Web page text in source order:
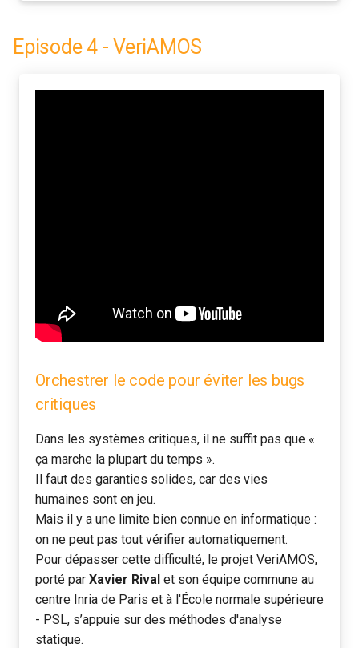
Episode 4 - VeriAMOS
Orchestrer le code pour éviter les bugs
critiques
Dans les systèmes critiques, il ne suffit pas que «
ça marche la plupart du temps ».
Il faut des garanties solides, car des vies
humaines sont en jeu.
Mais il y a une limite bien connue en informatique :
on ne peut pas tout vérifier automatiquement.
Pour dépasser cette difficulté, le projet VeriAMOS,
porté par Xavier Rival et son équipe commune au
centre Inria de Paris et à l'École normale supérieure
- PSL, s’appuie sur des méthodes d'analyse
statique.